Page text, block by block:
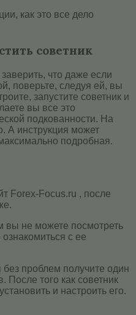
как это все дело
советник
что даже если
поверьте, следуя ей, вы
запустите советник и
вы все это
подкованности. На
А инструкция может
подробная.
Forex-Focus.ru , после
вы не можете посмотреть
с ее
проблем получите один
После того как советник
и настроить его.